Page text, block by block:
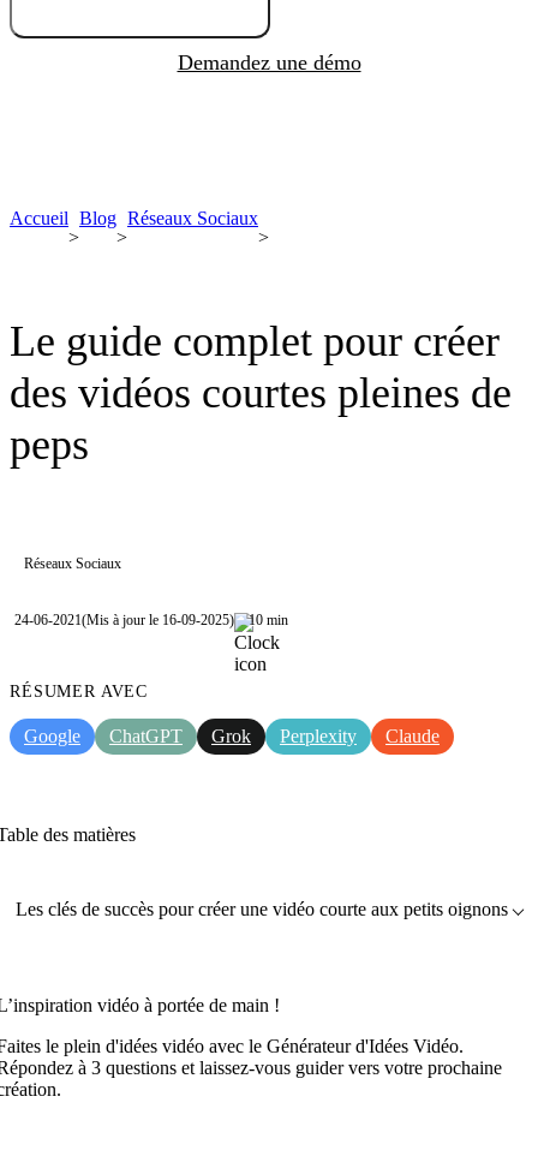
Demandez une démo
Accueil
>
Blog
>
Réseaux Sociaux
>
Le guide complet pour créer
des vidéos courtes pleines de
peps
Réseaux Sociaux
24-06-2021(Mis à jour le 16-09-2025) 10 min
RÉSUMER AVEC
Google ChatGPT Grok Perplexity Claude
des matières
Les clés de succès pour créer une vidéo courte aux petits oignons
vidéo à portée de main !
le plein d'idées vidéo avec le Générateur d'Idées Vidéo.
à 3 questions et laissez-vous guider vers votre prochaine